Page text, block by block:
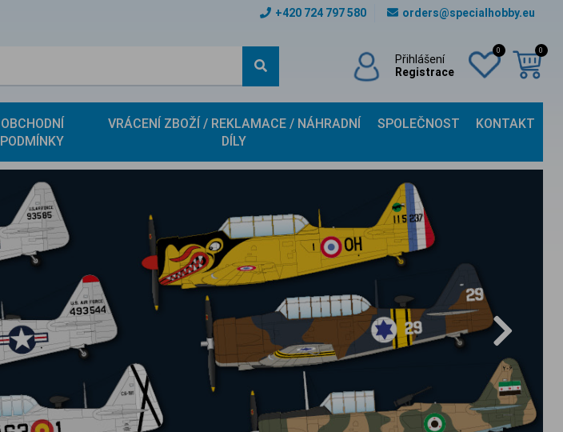
orders@specialhobby.eu
+420 724 797 580
Přihlášení
Registrace
0 0
OBCHODNÍ
PODMÍNKY
VRÁCENÍ ZBOŽÍ / REKLAMACE / NÁHRADNÍ
DÍLY
SPOLEČNOST KONTAKT